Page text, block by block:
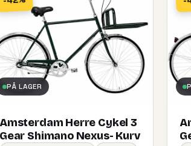
PÅ LAGER
Amsterdam Herre Cykel 3
Gear Shimano Nexus- Kurv